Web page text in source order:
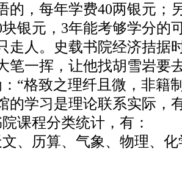
的，每年学费40两银元；
银元，3年能考够学分的
走人。史载书院经济拮据
笔一挥，让他找胡雪岩要
“格致之理纤且微，非籍
的学习是理论联系实际，
课程分类统计，有：
、历算、气象、物理、化